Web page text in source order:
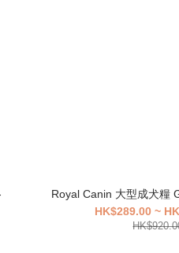
Royal Canin 大型成犬糧
HK$289.00 ~